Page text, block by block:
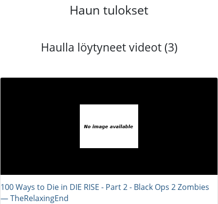
Haun tulokset
Haulla löytyneet videot (3)
100 Ways to Die in DIE RISE - Part 2 - Black Ops 2 Zombies
― TheRelaxingEnd